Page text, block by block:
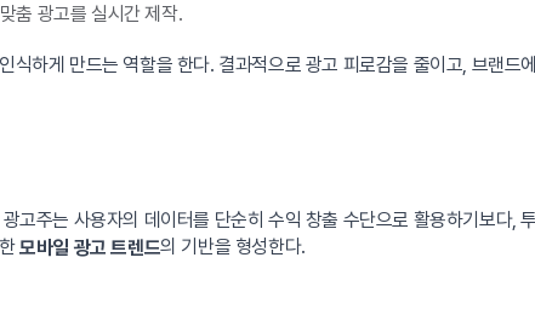
춤 광고를 실시간 제작.
하게 만드는 역할을 한다. 결과적으로 광고 피로감을 줄이고, 브랜드
주는 사용자의 데이터를 단순히 수익 창출 수단으로 활용하기보다,
모바일 광고 트렌드의 기반을 형성한다.